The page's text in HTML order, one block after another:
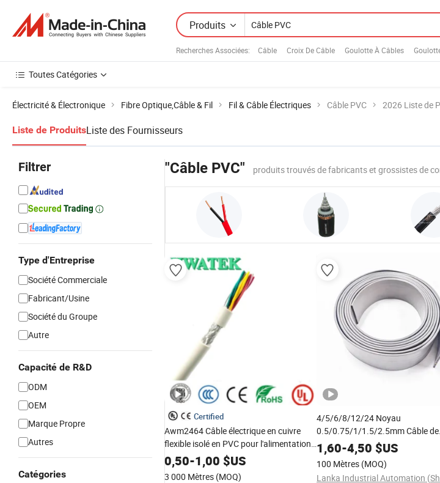
Produits
Recherches Associées: Câble Croix De Câble Goulotte À Câbles
Toutes Catégories
Électricité & Électronique Fibre Optique,Câble & Fil Fil & Câble Électriques Câble PVC 2026 Liste de
Liste de ProduitsListe des Fournisseurs
Filtrer
Type d'Entreprise
Société Commerciale
Fabricant/Usine
Société du Groupe
Autre
Capacité de R&D
ODM
OEM
Marque Propre
Autres
Catégories
"Câble PVC" produits trouvés de fabricants et grossistes de
Certified
Awm2464 Câble électrique en cuivre
flexible isolé en PVC pour l'alimentation
et le contrôle
0,50-1,00 $US
3 000 Mètres (MOQ)
4/5/6/8/12/24 Noyau
0.5/0.75/1/1.5/2.5mm Câble de
Traction Plat en PVC Tvvb Fvvb
Élévateurs de Voyage de Grues de
Remorque Industrielles
1,60-4,50 $US
100 Mètres (MOQ)